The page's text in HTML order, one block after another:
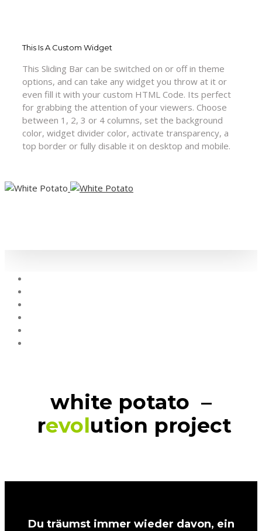
This Is A Custom Widget
This Sliding Bar can be switched on or off in theme
options, and can take any widget you throw at it or
even fill it with your custom HTML Code. Its perfect
for grabbing the attention of your viewers. Choose
between 1, 2, 3 or 4 columns, set the background
color, widget divider color, activate transparency, a
top border or fully disable it on desktop and mobile.
white potato –
revolution project
Du träumst immer wieder davon, ein